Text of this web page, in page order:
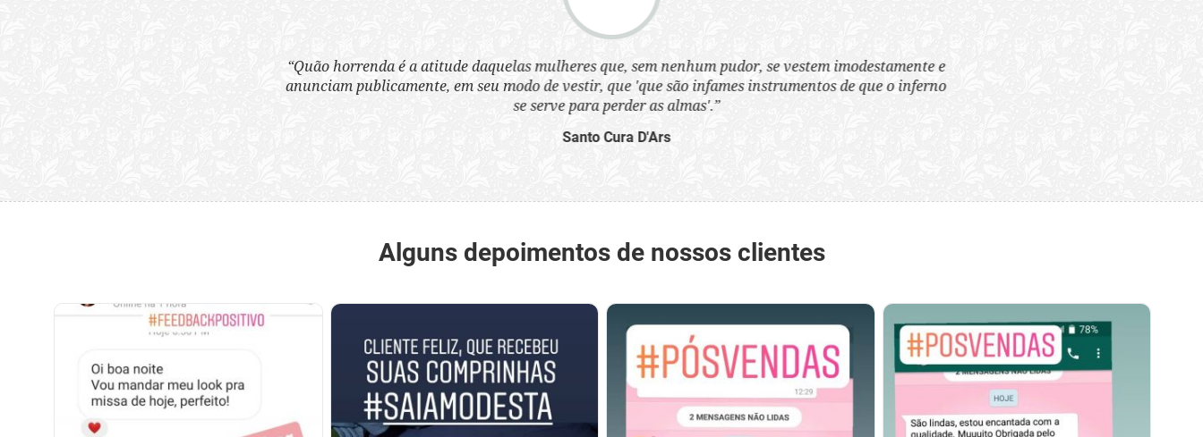
“Quão horrenda é a atitude daquelas mulheres que, sem nenhum pudor, se vestem imodestamente e
anunciam publicamente, em seu modo de vestir, que 'que são infames instrumentos de que o inferno
se serve para perder as almas'.”
Santo Cura D'Ars
Alguns depoimentos de nossos clientes